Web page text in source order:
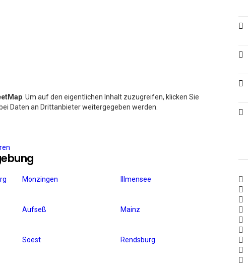
. Um auf den eigentlichen Inhalt zuzugreifen, klicken Sie
Daten an Drittanbieter weitergegeben werden.
Monzingen Illmensee
Aufseß Mainz
Soest Rendsburg